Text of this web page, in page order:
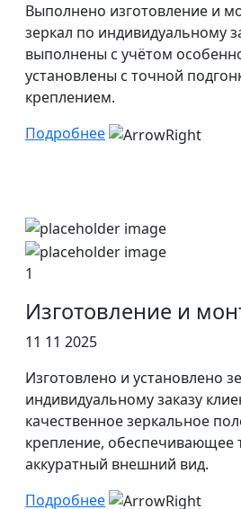
Выполнено изготовление и
зеркал по индивидуальному
выполнены с учётом
установлены с точной
креплением.
Подробнее
1
Изготовление и
11 11 2025
Изготовлено и установлено
индивидуальному заказу
качественное зеркальное
крепление, обеспечивающее
аккуратный внешний вид.
Подробнее